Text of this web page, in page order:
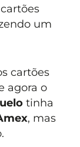
um
cartões
agora o
tinha
, mas